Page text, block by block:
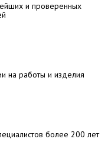
и проверенных
на работы и изделия
более 200 лет